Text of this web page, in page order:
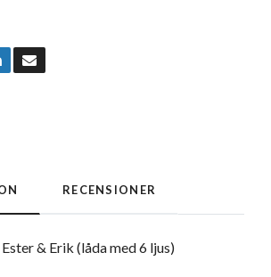
RECENSIONER
& Erik (låda med 6 ljus)